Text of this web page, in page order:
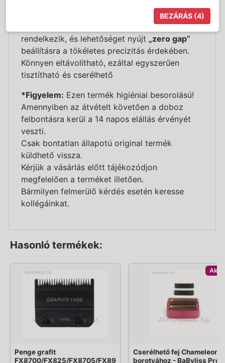
kialakításhoz, valamint fül körüli formázáshoz.
30 mm-es vágásszélességgel
rendelkezik, és lehetőséget nyújt „zero gap”
beállításra a tökéletes precizitás érdekében.
Könnyen eltávolítható, ezáltal egyszerűen
tisztítható és cserélhető
*Figyelem: Ezen termék higiéniai besorolású!
Amennyiben az átvételt követően a doboz
felbontásra kerül a 14 napos elállás érvényét
veszti.
Csak bontatlan állapotú original termék
küldhető vissza.
Kérjük a vásárlás előtt tájékozódjon
megfelelően a terméket illetően.
Bármilyen felmerülő kérdés esetén keresse
kollégáinkat.
Hasonló termékek:
Penge grafit
FX8700/FX825/FX8705/FX89
Cserélhető fej Chameleonfx
borotvához - BaByliss Pro
BEZÁRÁS (3)